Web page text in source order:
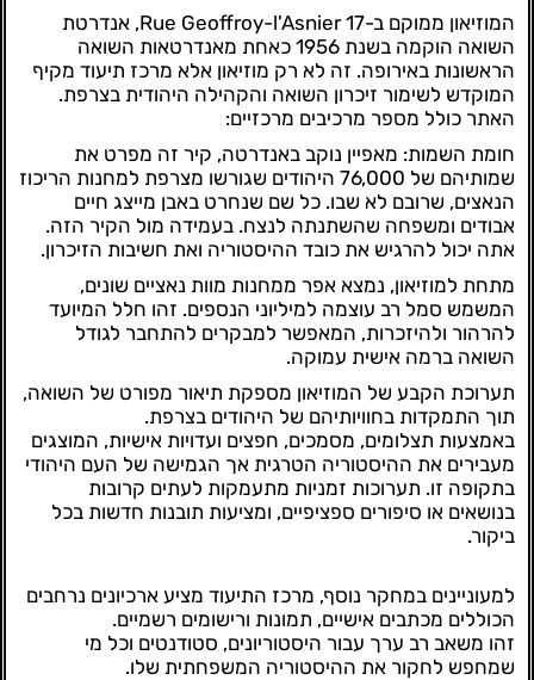
המוזיאון ממוקם ב-17 Rue Geoffroy-l'Asnier, אנדרטת
השואה הוקמה בשנת 1956 כאחת מאנדרטאות השואה
הראשונות באירופה. זה לא רק מוזיאון אלא מרכז תיעוד מקיף
המוקדש לשימור זיכרון השואה והקהילה היהודית בצרפת.
האתר כולל מספר מרכיבים מרכזיים:
חומת השמות: מאפיין נוקב באנדרטה, קיר זה מפרט את
שמותיהם של 76,000 היהודים שגורשו מצרפת למחנות הריכוז
הנאצים, שרובם לא שבו. כל שם שנחרט באבן מייצג חיים
אבודים ומשפחה שהשתנתה לנצח. בעמידה מול הקיר הזה.
אתה יכול להרגיש את כובד ההיסטוריה ואת חשיבות הזיכרון.
מתחת למוזיאון, נמצא אפר ממחנות מוות נאציים שונים,
המשמש סמל רב עוצמה למיליוני הנספים. זהו חלל המיועד
להרהור ולהיזכרות, המאפשר למבקרים להתחבר לגודל
השואה ברמה אישית עמוקה.
תערוכת הקבע של המוזיאון מספקת תיאור מפורט של השואה,
תוך התמקדות בחוויותיהם של היהודים בצרפת.
באמצעות תצלומים, מסמכים, חפצים ועדויות אישיות, המוצגים
מעבירים את ההיסטוריה הטרגית אך הגמישה של העם היהודי
בתקופה זו. תערוכות זמניות מתעמקות לעתים קרובות
בנושאים או סיפורים ספציפיים, ומציעות תובנות חדשות בכל
ביקור.
למעוניינים במחקר נוסף, מרכז התיעוד מציע ארכיונים נרחבים
הכוללים מכתבים אישיים, תמונות ורישומים רשמיים.
זהו משאב רב ערך עבור היסטוריונים, סטודנטים וכל מי
שמחפש לחקור את ההיסטוריה המשפחתית שלו.